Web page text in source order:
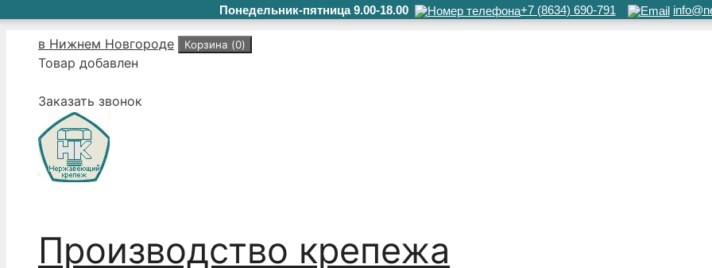
Понедельник-пятница 9.00-18.00 +7 (8634) 690-791
Перейтив Нижнем Новгороде Корзина (0)
Товар добавлен
Заказать звонок
Производство крепежа